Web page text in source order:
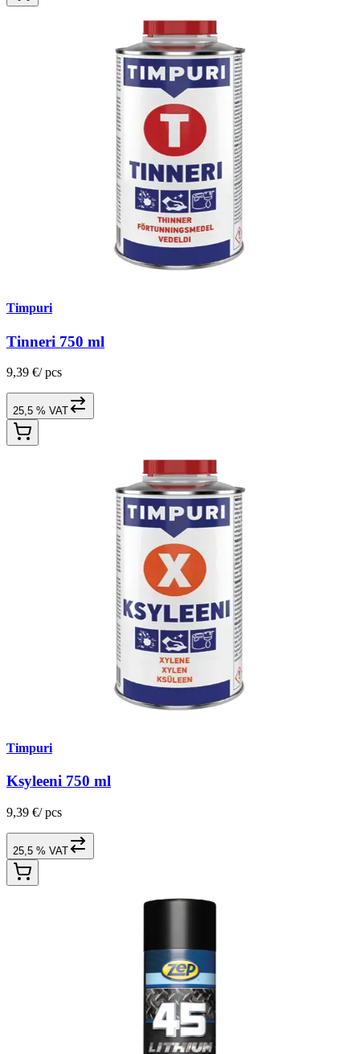
Timpuri
Tinneri 750 ml
9,39 €/ pcs
25,5 % VAT
Timpuri
Ksyleeni 750 ml
9,39 €/ pcs
25,5 % VAT